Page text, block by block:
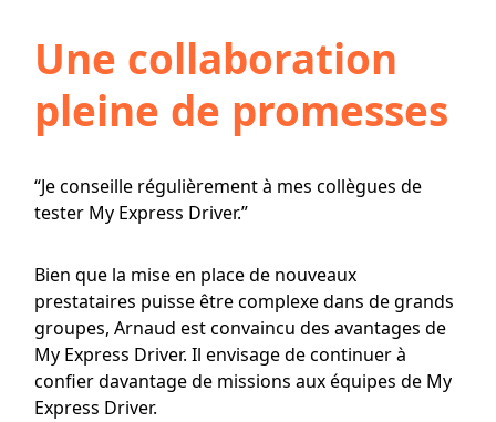
Une collaboration
pleine de promesses
“Je conseille régulièrement à mes collègues de
tester My Express Driver.”
Bien que la mise en place de nouveaux
prestataires puisse être complexe dans de grands
groupes, Arnaud est convaincu des avantages de
My Express Driver. Il envisage de continuer à
confier davantage de missions aux équipes de My
Express Driver.